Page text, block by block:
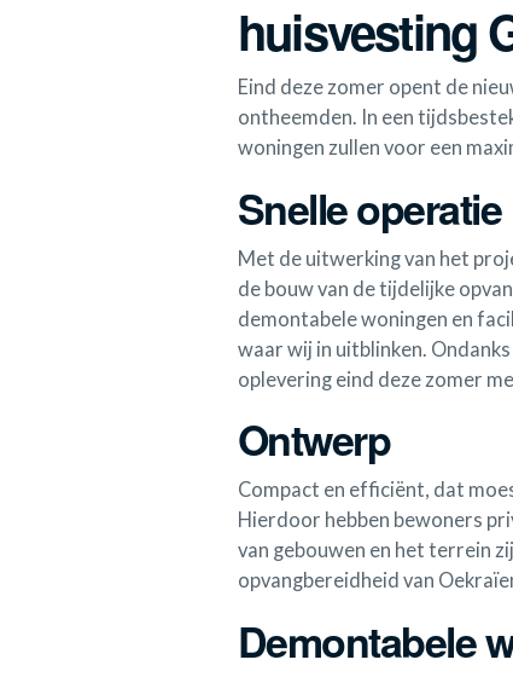
huisvesting
Eind deze zomer opent de
ontheemden. In een
woningen zullen voor een
Snelle operatie
Met de uitwerking van het
de bouw van de tijdelijke
demontabele woningen en
waar wij in uitblinken.
oplevering eind deze zomer
Ontwerp
Compact en efficiënt, dat
Hierdoor hebben bewoners
van gebouwen en het terrein
opvangbereidheid van
Demontabele